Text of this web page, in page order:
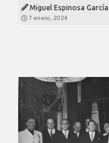
Miguel Espinosa
7 enero, 2024